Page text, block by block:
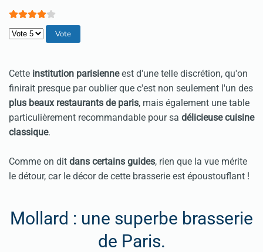
Veuillez voter
Cette institution parisienneest d'une telle discrétion, qu'on
finirait presque par oublier que c'est non seulement l'un des
plus beaux restaurants de paris, mais également une table
particulièrement recommandable pour sa délicieuse cuisine
classique.
Comme on dit dans certains guides, rien que la vue mérite
le détour, car le décor de cette brasserie est époustouflant !
Mollard : une superbe brasserie
de Paris.